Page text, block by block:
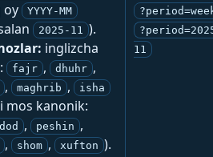
oy
YYYY-MM
2025-11 ).
inglizcha
fajr , dhuhr ,
, maghrib , isha
mos kanonik:
, peshin ,
, shom , xufton ).
11